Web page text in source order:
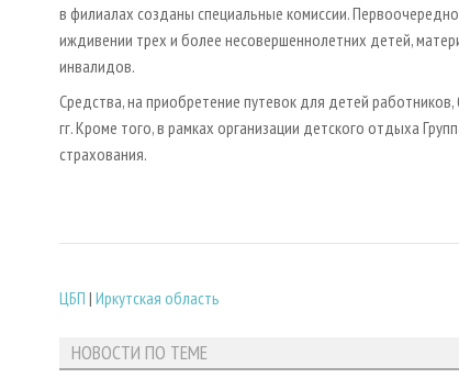
в филиалах созданы специальные комиссии.
иждивении трех и более несовершеннолетних детей,
инвалидов.
Средства, на приобретение путевок для детей
гг. Кроме того, в рамках организации детского отдыха
страхования.
ЦБП | Иркутская область
НОВОСТИ ПО ТЕМЕ